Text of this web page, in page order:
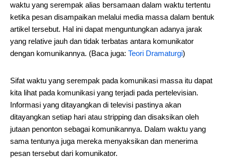
waktu yang serempak alias bersamaan dalam waktu tertentu
ketika pesan disampaikan melalui media massa dalam bentuk
artikel tersebut. Hal ini dapat menguntungkan adanya jarak
yang relative jauh dan tidak terbatas antara komunikator
dengan komunikannya. (Baca juga: Teori Dramaturgi)
Sifat waktu yang serempak pada komunikasi massa itu dapat
kita lihat pada komunikasi yang terjadi pada pertelevisian.
Informasi yang ditayangkan di televisi pastinya akan
ditayangkan setiap hari atau stripping dan disaksikan oleh
jutaan penonton sebagai komunikannya. Dalam waktu yang
sama tentunya juga mereka menyaksikan dan menerima
pesan tersebut dari komunikator.